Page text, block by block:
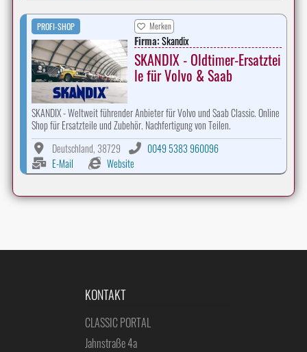
PROFI-SHOP Merken
Firma:Skandix
SKANDIX - Oldtimer-Ersatztei
le für Volvo & Saab
SKANDIX - Weltweit führender Anbieter für Volvo und Saab Classic. Online
Shop für Ersatzteile und Zubehör. Nachfertigung von Teilen.
Deutschland, 38729
0049 5383 960096
E-Mail
Website
KONTAKT
CLASSIC PORTAL
Jahnstraße 4a